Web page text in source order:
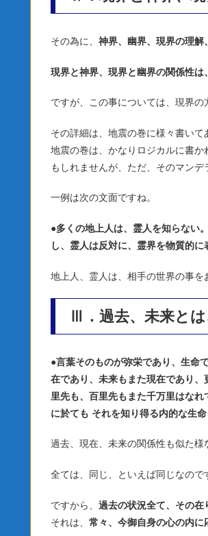
その為に、 神界、幽界、現界の理解
現界と神界、現界と幽界の関係性は
ですが、この事については、現界の
その詳細は、地震の巻に様々書いて
地震の巻は、かなりロジカルに書
もしれませんが、ただ、そのマン
一例は次の文面ですね。
●多くの地上人は、霊人を知らない
し、霊人は反対に、霊界を物質的
地上人、霊人は、相手の世界の事を
Ⅲ．過去、未来と
●言葉そのものが弥栄であり、生命
在であり、未来もまた現在であり
里先も、百里先もまた千万里はな
に於ても それを知り得る内的な生
過去、現在、未来の関係性も似た様
全ては、同じ、といえば同じなので
ですから、 過去の状況全て、その在
それは、 常々、今御自身の心の内に